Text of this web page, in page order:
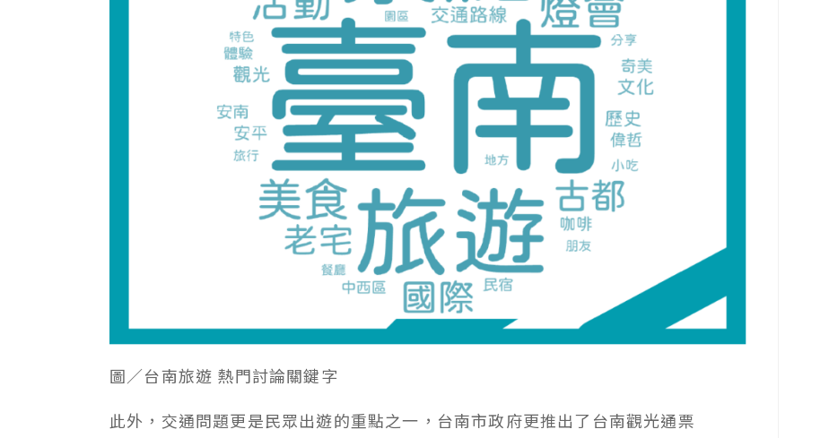
圖／台南旅遊 熱門討論關鍵字
此外，交通問題更是民眾出遊的重點之一，台南市政府更推出了台南觀光通票